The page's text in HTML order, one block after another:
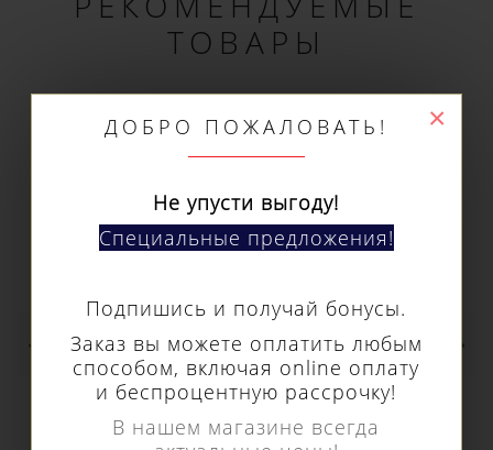
ДОБРО ПОЖАЛОВАТЬ!
Не упусти выгоду!
Подпишись и получай бонусы.
способом, включая online оплату
и беспроцентную рассрочку!
В нашем магазине всегда
актуальные цены!
ТОВАРЫ
Кольцевое сверло Euroboor HSS длина 30
мм, Ø 78 HCS.780
15 600 р.